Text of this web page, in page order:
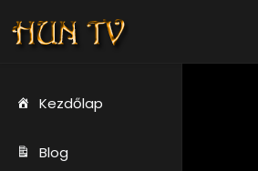
Kezdőlap
Blog